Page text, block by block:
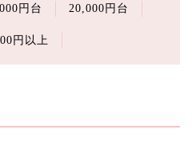
円台 20,000円台
円以上